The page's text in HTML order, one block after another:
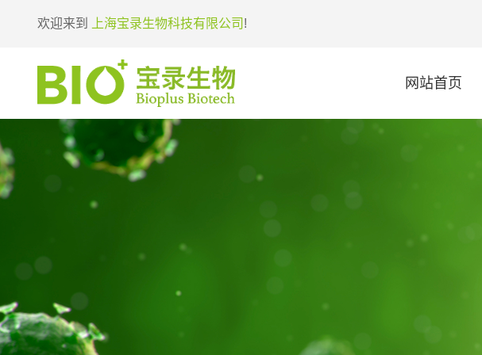
欢迎来到 上海宝录生物科技有限公司 !
网站首页